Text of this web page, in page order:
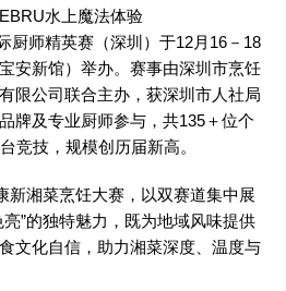
水上魔法体验
厨师精英赛（深圳）于12月16－18
安新馆）举办。赛事由深圳市烹饪
限公司联合主办，获深圳市人社局
牌及专业厨师参与，共135＋位个
竞技，规模创历届新高。
新湘菜烹饪大赛，以双赛道集中展
”的独特魅力，既为地域风味提供
文化自信，助力湘菜深度、温度与